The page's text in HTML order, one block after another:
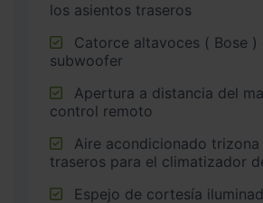
los asientos traseros
subwoofer
control remoto
traseros para el climatizador